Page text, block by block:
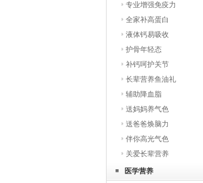
专业增强免疫力
全家补高蛋白
液体钙易吸收
护骨年轻态
补钙呵护关节
长辈营养鱼油礼
辅助降血脂
送妈妈养气色
送爸爸焕脑力
伴你高光气色
关爱长辈营养
医学营养